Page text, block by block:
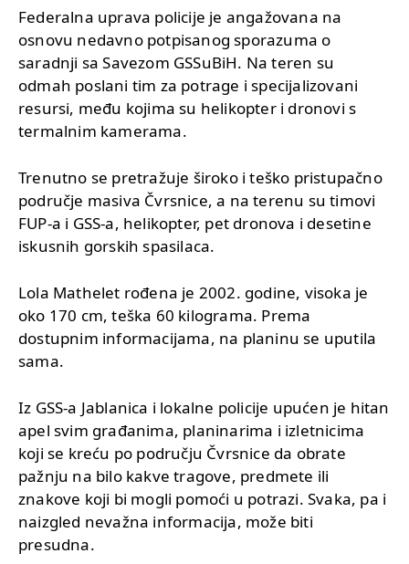
Federalna uprava policije je angažovana na
osnovu nedavno potpisanog sporazuma o
saradnji sa Savezom GSSuBiH. Na teren su
odmah poslani tim za potrage i specijalizovani
resursi, među kojima su helikopter i dronovi s
termalnim kamerama.
Trenutno se pretražuje široko i teško pristupačno
područje masiva Čvrsnice, a na terenu su timovi
FUP-a i GSS-a, helikopter, pet dronova i desetine
iskusnih gorskih spasilaca.
Lola Mathelet rođena je 2002. godine, visoka je
oko 170 cm, teška 60 kilograma. Prema
dostupnim informacijama, na planinu se uputila
sama.
Iz GSS-a Jablanica i lokalne policije upućen je hitan
apel svim građanima, planinarima i izletnicima
koji se kreću po području Čvrsnice da obrate
pažnju na bilo kakve tragove, predmete ili
znakove koji bi mogli pomoći u potrazi. Svaka, pa i
naizgled nevažna informacija, može biti
presudna.